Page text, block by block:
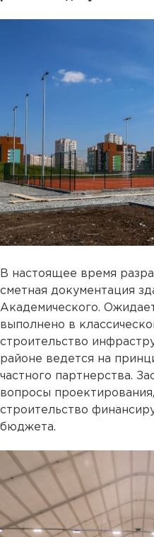
В настоящее время
сметная документация
Академического.
выполнено в
строительство
районе ведется на
частного партнерства.
вопросы
строительство
бюджета.